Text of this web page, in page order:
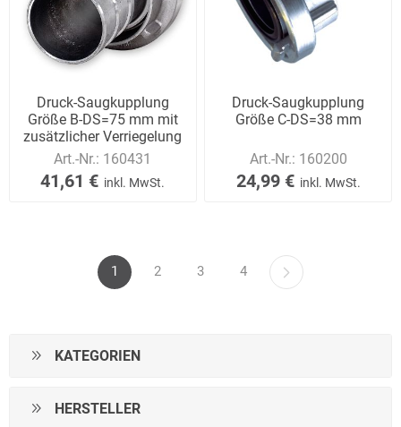
Druck-Saugkupplung
Größe B-DS=75 mm mit
zusätzlicher Verriegelung
Art.-Nr.: 160431
41,61 € inkl. MwSt.
Druck-Saugkupplung
Größe C-DS=38 mm
Art.-Nr.: 160200
24,99 € inkl. MwSt.
1 2 3 4
KATEGORIEN
HERSTELLER